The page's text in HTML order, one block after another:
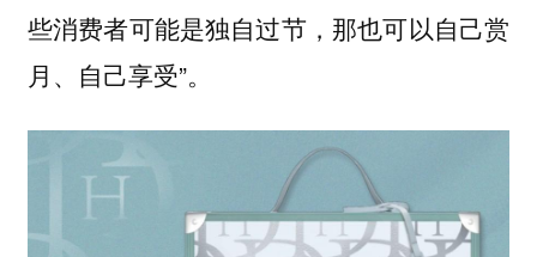
些消费者可能是独自过节，那也可以自己赏
月、自己享受”。